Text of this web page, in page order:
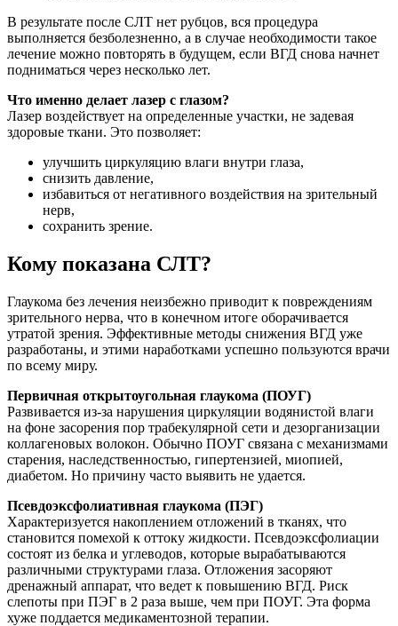
В результате после СЛТ нет рубцов, вся процедура
выполняется безболезненно, а в случае необходимости такое
лечение можно повторять в будущем, если ВГД снова начнет
подниматься через несколько лет.
Что именно делает лазер с глазом?
Лазер воздействует на определенные участки, не задевая
здоровые ткани. Это позволяет:
улучшить циркуляцию влаги внутри глаза,
снизить давление,
избавиться от негативного воздействия на зрительный
нерв,
сохранить зрение.
Кому показана СЛТ?
Глаукома без лечения неизбежно приводит к повреждениям
зрительного нерва, что в конечном итоге оборачивается
утратой зрения. Эффективные методы снижения ВГД уже
разработаны, и этими наработками успешно пользуются врачи
по всему миру.
Первичная открытоугольная глаукома (ПОУГ)
Развивается из-за нарушения циркуляции водянистой влаги
на фоне засорения пор трабекулярной сети и дезорганизации
коллагеновых волокон. Обычно ПОУГ связана с механизмами
старения, наследственностью, гипертензией, миопией,
диабетом. Но причину часто выявить не удается.
Псевдоэксфолиативная глаукома (ПЭГ)
Характеризуется накоплением отложений в тканях, что
становится помехой к оттоку жидкости. Псевдоэксфолиации
состоят из белка и углеводов, которые вырабатываются
различными структурами глаза. Отложения засоряют
дренажный аппарат, что ведет к повышению ВГД. Риск
слепоты при ПЭГ в 2 раза выше, чем при ПОУГ. Эта форма
хуже поддается медикаментозной терапии.